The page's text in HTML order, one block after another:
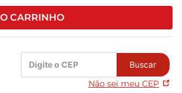
CARRINHO
Buscar
Não sei meu CEP